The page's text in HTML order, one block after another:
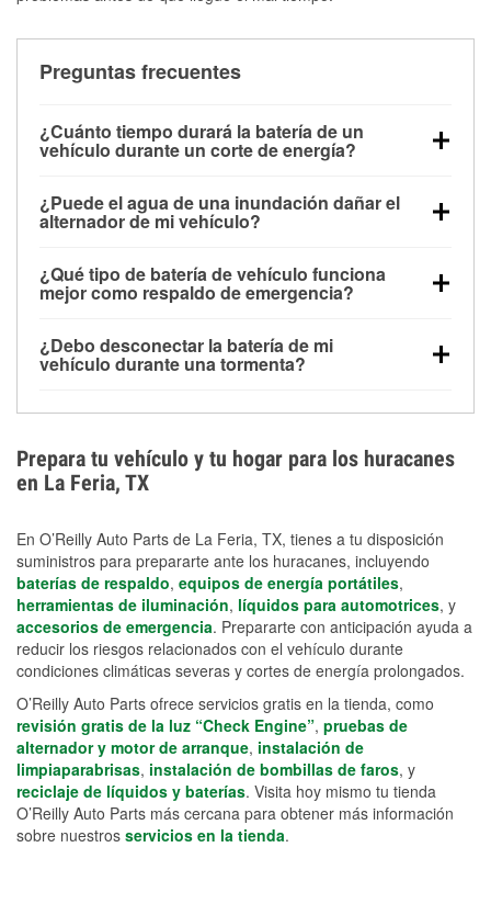
Preguntas frecuentes
¿Cuánto tiempo durará la batería de un
vehículo durante un corte de energía?
alimentar pequeños accesorios durante un tiempo
limitado, pero el uso repetido sin conducir el vehículo
contar con un equipo de carga de respaldo para
cortes prolongados.
¿Puede el agua de una inundación dañar el
alternador de mi vehículo?
parte baja del compartimento del motor y pueden
dañarse si se sumergen, lo que puede provocar una
días después de la exposición.
¿Qué tipo de batería de vehículo funciona
mejor como respaldo de emergencia?
para aplicaciones de ciclo profundo porque son
selladas, resistentes a las vibraciones y más
¿Debo desconectar la batería de mi
vehículo durante una tormenta?
los daños por inundación. Evitar el agua estancada y
preparar opciones de carga de respaldo son
medidas de protección más efectivas.
Prepara tu vehículo y tu hogar para los huracanes
en La Feria, TX
En O’Reilly Auto Parts de La Feria, TX, tienes a tu disposición
suministros para prepararte ante los huracanes, incluyendo
baterías de respaldo, equipos de energía portátiles,
herramientas de iluminación, líquidos para automotrices, y
accesorios de emergencia. Prepararte con anticipación ayuda a
reducir los riesgos relacionados con el vehículo durante
condiciones climáticas severas y cortes de energía prolongados.
O’Reilly Auto Parts ofrece servicios gratis en la tienda, como
revisión gratis de la luz “Check Engine”, pruebas de
alternador y motor de arranque, instalación de
limpiaparabrisas, instalación de bombillas de faros, y
reciclaje de líquidos y baterías. Visita hoy mismo tu tienda
O’Reilly Auto Parts más cercana para obtener más información
sobre nuestros servicios en la tienda.